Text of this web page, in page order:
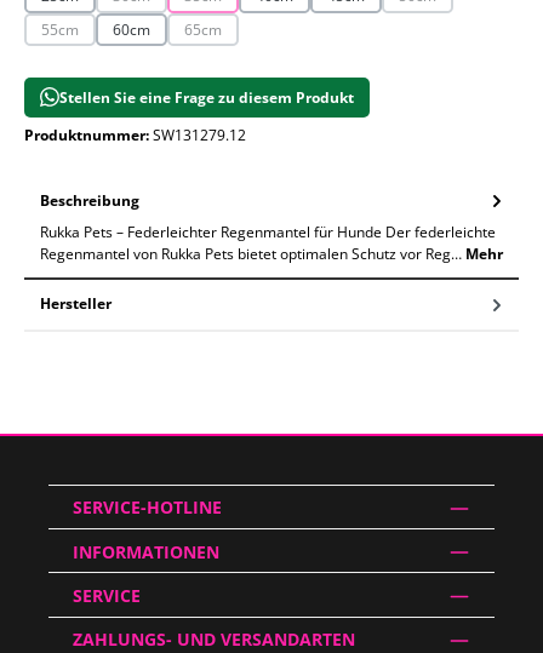
(Diese Option ist zurzeit nicht verfügbar.)
(Diese Option ist zurzeit nicht verfügbar.)(Diese Option ist
55cm
(Diese Option ist zurzeit nicht verfügbar.)
60cm 65cm
(Diese Option ist zurzeit nicht verfügbar.)
Stellen Sie eine Frage zu diesem Produkt
Produktnummer:SW131279.12
Beschreibung
Rukka Pets – Federleichter Regenmantel für Hunde Der federleichte
Regenmantel von Rukka Pets bietet optimalen Schutz vor Reg… Mehr
Hersteller
SERVICE-HOTLINE
INFORMATIONEN
SERVICE
ZAHLUNGS- UND VERSANDARTEN